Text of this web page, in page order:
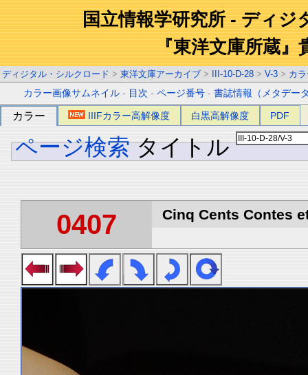
国立情報学研究所 - ディジ
『東洋文庫所蔵』
ディジタル・シルクロード > 東洋文庫アーカイブ > III-10-D-28 > V-3 > カ
カラー画像サムネイル - 目次 -ページ番号 -書誌情報（メタデー
カラー IIIFカラー高解像度 白黒高解像度 PDF
ページ検索 タイトル
0407 Cinq Cents Contes